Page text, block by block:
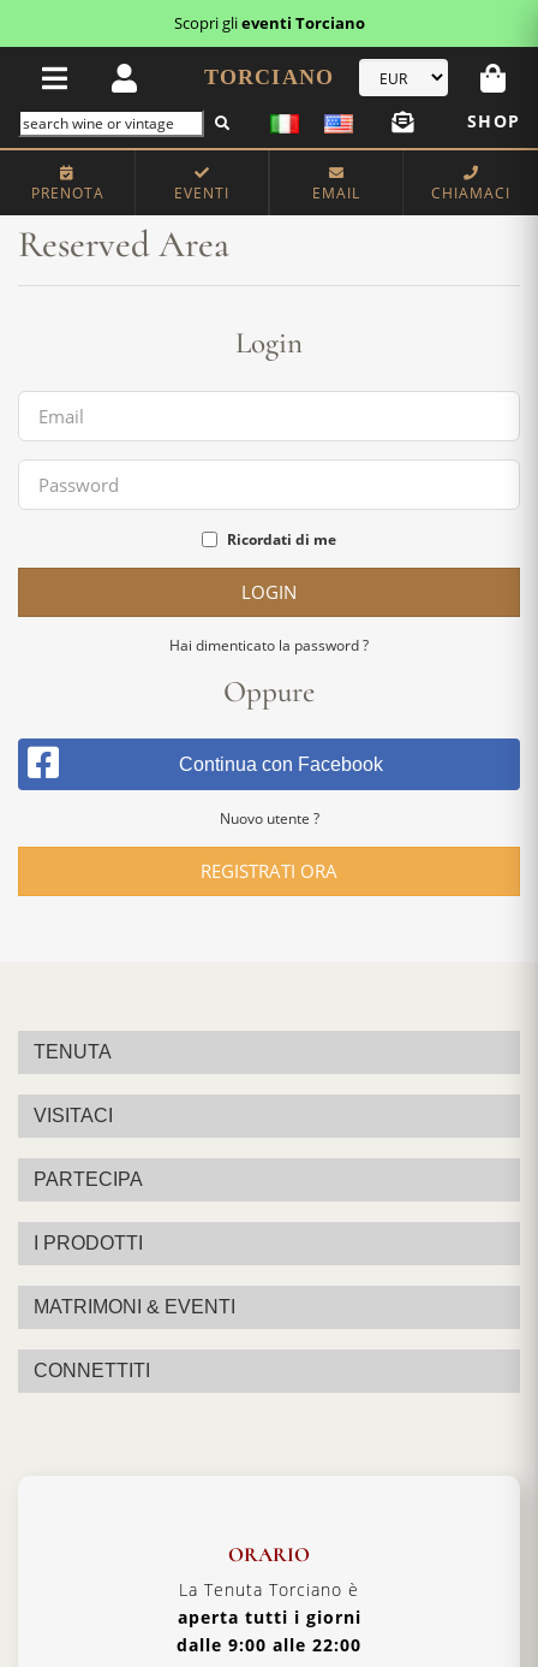
Scopri glieventi Torciano
TORCIANO
SHOP
PRENOTA EVENTI EMAIL CHIAMACI
Home Reserved Area
Reserved Area
Login
Ricordati di me
LOGIN
Hai dimenticato la password ?
Oppure
Continua con Facebook
Nuovo utente ?
REGISTRATI ORA
TENUTA
VISITACI
PARTECIPA
I PRODOTTI
MATRIMONI & EVENTI
CONNETTITI
ORARIO
La Tenuta Torciano è
aperta tutti i giorni
dalle 9:00 alle 22:00